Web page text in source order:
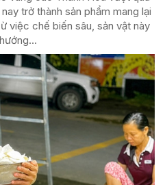
trở thành sản phẩm mang lại
việc chế biến sâu, sản vật này